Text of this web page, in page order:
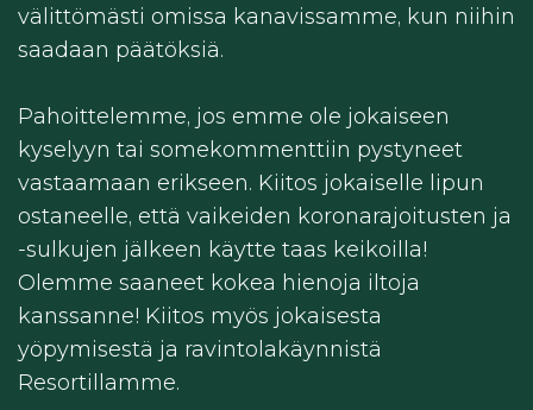
välittömästi omissa kanavissamme, kun niihin
saadaan päätöksiä.
Pahoittelemme, jos emme ole jokaiseen
kyselyyn tai somekommenttiin pystyneet
vastaamaan erikseen. Kiitos jokaiselle lipun
ostaneelle, että vaikeiden koronarajoitusten ja
-sulkujen jälkeen käytte taas keikoilla!
Olemme saaneet kokea hienoja iltoja
kanssanne! Kiitos myös jokaisesta
yöpymisestä ja ravintolakäynnistä
Resortillamme.